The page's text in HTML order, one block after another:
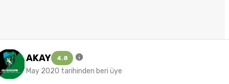
AKAY 4.8
May 2020 tarihinden beri üye